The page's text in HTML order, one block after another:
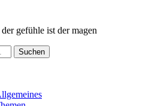
gefühle ist der magen